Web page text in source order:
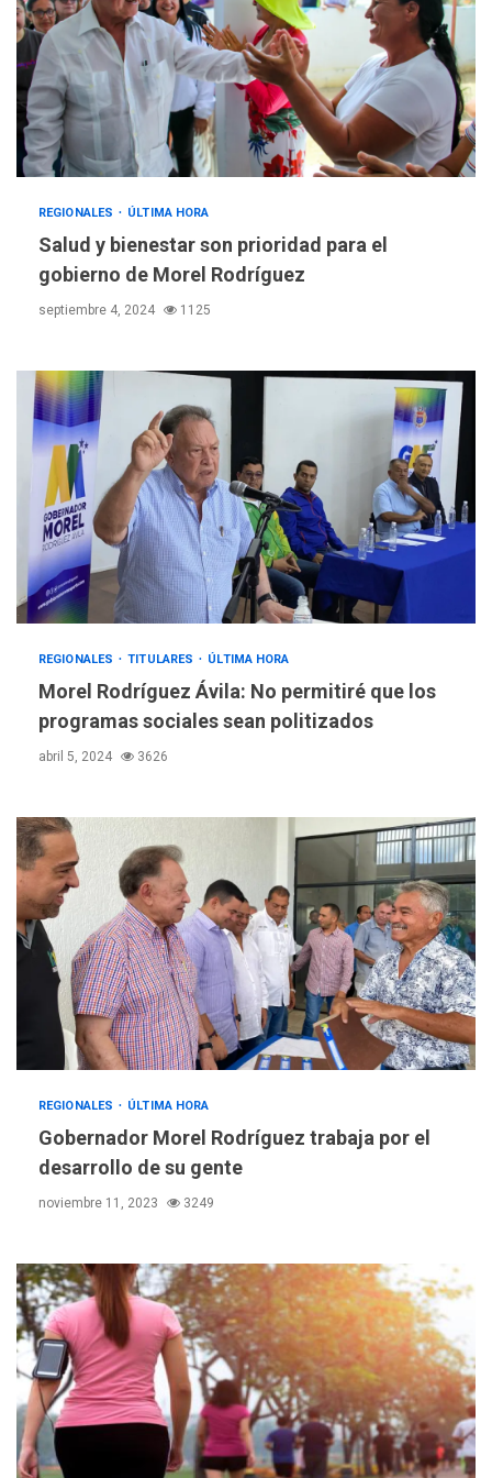
REGIONALES ÚLTIMA HORA
Salud y bienestar son prioridad para el
gobierno de Morel Rodríguez
septiembre 4, 2024 1125
REGIONALES TITULARES ÚLTIMA HORA
Morel Rodríguez Ávila: No permitiré que los
programas sociales sean politizados
abril 5, 2024 3626
REGIONALES ÚLTIMA HORA
Gobernador Morel Rodríguez trabaja por el
desarrollo de su gente
noviembre 11, 2023 3249
POLÍTICA
TITULARES
ÚLTIMA HORA